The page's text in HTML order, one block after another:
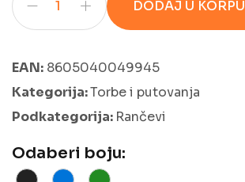
DODAJ U KORPU
EAN: 8605040049945
Kategorija:Torbe i putovanja
Podkategorija: Rančevi
Odaberi boju: